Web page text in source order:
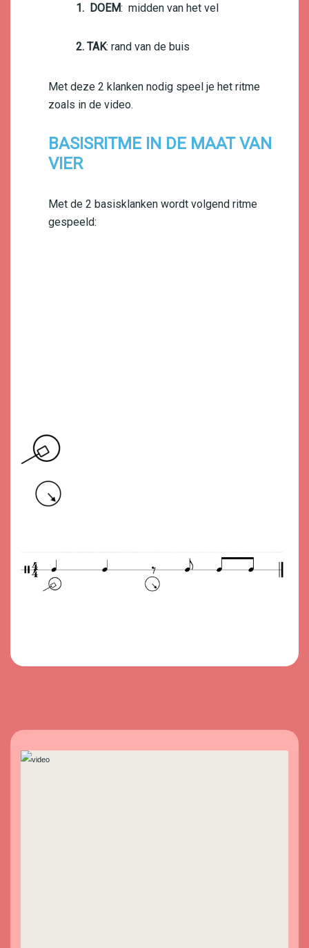
1. DOEM: midden van het vel
2. TAK: rand van de buis
Met deze 2 klanken nodig speel je het ritme
zoals in de video.
BASISRITME IN DE MAAT VAN
VIER
Met de 2 basisklanken wordt volgend ritme
gespeeld: